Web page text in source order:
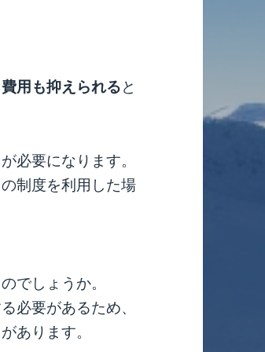
用も抑えられると
が必要になります。
制度を利用した場
でしょうか。
必要があるため、
あります。